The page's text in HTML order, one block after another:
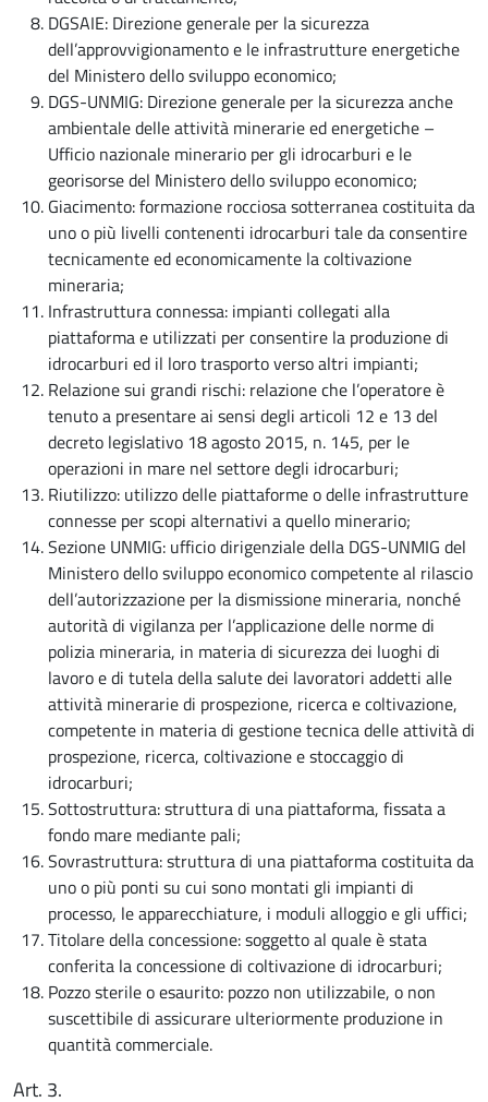
DGSAIE: Direzione generale per la sicurezza
dell’approvvigionamento e le infrastrutture energetiche
del Ministero dello sviluppo economico;
DGS-UNMIG: Direzione generale per la sicurezza anche
ambientale delle attività minerarie ed energetiche –
Ufficio nazionale minerario per gli idrocarburi e le
georisorse del Ministero dello sviluppo economico;
Giacimento: formazione rocciosa sotterranea costituita da
uno o più livelli contenenti idrocarburi tale da consentire
tecnicamente ed economicamente la coltivazione
mineraria;
Infrastruttura connessa: impianti collegati alla
piattaforma e utilizzati per consentire la produzione di
idrocarburi ed il loro trasporto verso altri impianti;
Relazione sui grandi rischi: relazione che l’operatore è
tenuto a presentare ai sensi degli articoli 12 e 13 del
decreto legislativo 18 agosto 2015, n. 145, per le
operazioni in mare nel settore degli idrocarburi;
Riutilizzo: utilizzo delle piattaforme o delle infrastrutture
connesse per scopi alternativi a quello minerario;
Sezione UNMIG: ufficio dirigenziale della DGS-UNMIG del
Ministero dello sviluppo economico competente al rilascio
dell’autorizzazione per la dismissione mineraria, nonché
autorità di vigilanza per l’applicazione delle norme di
polizia mineraria, in materia di sicurezza dei luoghi di
lavoro e di tutela della salute dei lavoratori addetti alle
attività minerarie di prospezione, ricerca e coltivazione,
competente in materia di gestione tecnica delle attività di
prospezione, ricerca, coltivazione e stoccaggio di
idrocarburi;
Sottostruttura: struttura di una piattaforma, fissata a
fondo mare mediante pali;
Sovrastruttura: struttura di una piattaforma costituita da
uno o più ponti su cui sono montati gli impianti di
processo, le apparecchiature, i moduli alloggio e gli uffici;
Titolare della concessione: soggetto al quale è stata
conferita la concessione di coltivazione di idrocarburi;
Pozzo sterile o esaurito: pozzo non utilizzabile, o non
suscettibile di assicurare ulteriormente produzione in
quantità commerciale.
Art. 3.